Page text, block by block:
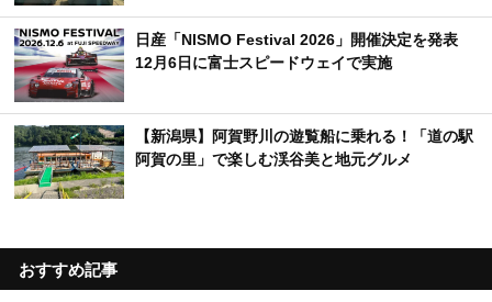
日産「NISMO Festival 2026」開催決定を発表
12月6日に富士スピードウェイで実施
【新潟県】阿賀野川の遊覧船に乗れる！「道の駅
阿賀の里」で楽しむ渓谷美と地元グルメ
おすすめ記事